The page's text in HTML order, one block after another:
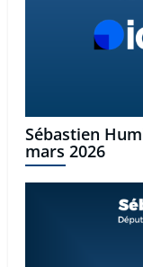
Sébastien
mars 2026